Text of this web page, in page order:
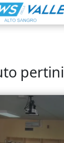
pertini